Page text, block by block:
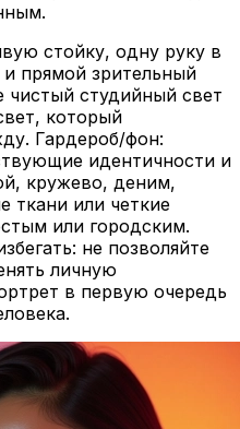
стойку, одну руку в
прямой зрительный
чистый студийный свет
который
Гардероб/фон:
идентичности и
кружево, деним,
ткани или четкие
или городским.
не позволяйте
личную
в первую очередь